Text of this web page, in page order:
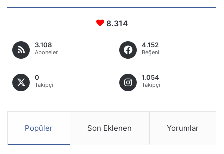
8.314
3.108
Aboneler
4.152
Beğeni
0
Takipçi
1.054
Takipçi
Popüler Son Eklenen Yorumlar